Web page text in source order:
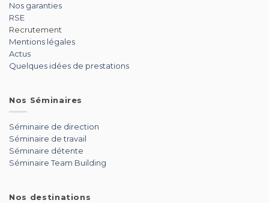
Nos garanties
RSE
Recrutement
Mentions légales
Actus
Quelques idées de prestations
Nos Séminaires
Séminaire de direction
Séminaire de travail
Séminaire détente
Séminaire Team Building
Nos destinations